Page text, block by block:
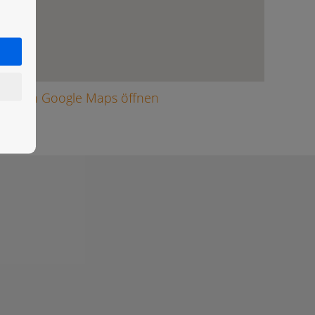
in Google Maps öffnen